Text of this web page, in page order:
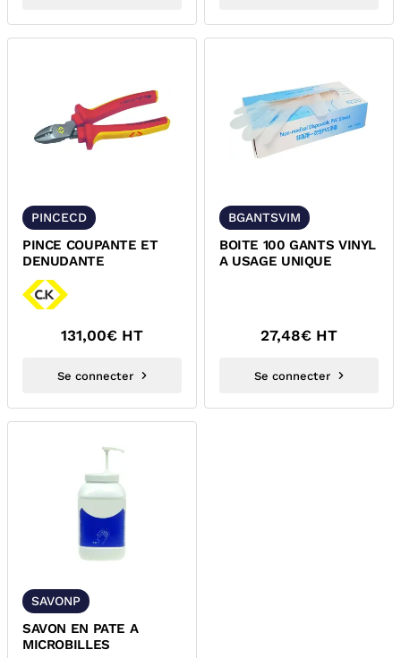
PINCECD
PINCE COUPANTE ET
DENUDANTE
131,00€ HT
Se connecter
BGANTSVIM
BOITE 100 GANTS VINYL
A USAGE UNIQUE
27,48€ HT
Se connecter
SAVONP
SAVON EN PATE A
MICROBILLES